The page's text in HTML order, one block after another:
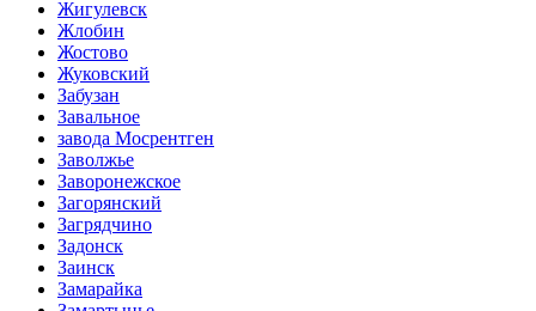
Жигулевск
Жлобин
Жостово
Жуковский
Забузан
Завальное
завода Мосрентген
Заволжье
Заворонежское
Загорянский
Загрядчино
Задонск
Заинск
Замарайка